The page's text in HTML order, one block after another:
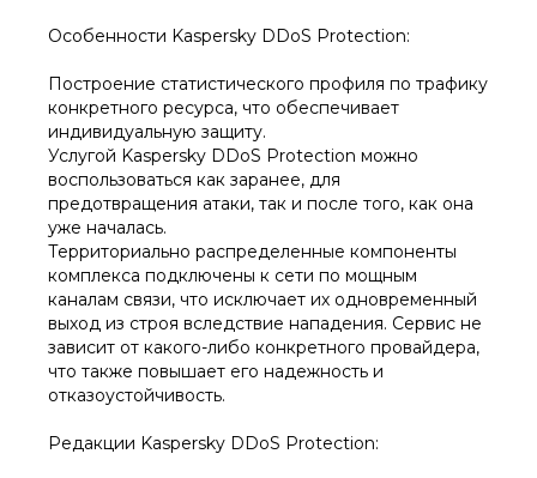
Особенности Kaspersky DDoS Protection​:
Построение статистического профиля по трафику
конкретного ресурса, что обеспечивает
индивидуальную защиту.
Услугой Kaspersky DDoS Protection можно
воспользоваться как заранее, для
предотвращения атаки, так и после того, как она
уже началась.
Территориально распределенные компоненты
комплекса подключены к сети по мощным
каналам связи, что исключает их одновременный
выход из строя вследствие нападения. Сервис не
зависит от какого-либо конкретного провайдера,
что также повышает его надежность и
отказоустойчивость.
Редакции Kaspersky DDoS Protection: